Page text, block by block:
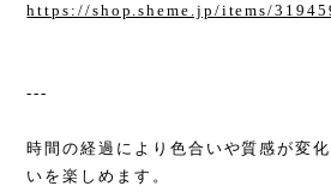
https://shop.sheme.jp/items/
---
時間の経過により色合いや質感が変
いを楽しめます。